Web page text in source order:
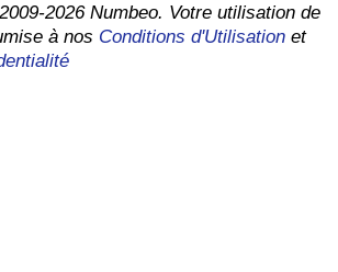
2026 Numbeo. Votre utilisation de
à nos Conditions d'Utilisation et
(Actuel)